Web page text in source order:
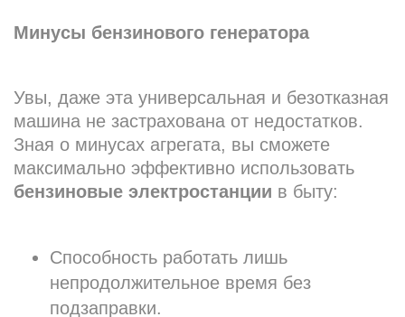
Минусы бензинового генератора
Увы, даже эта универсальная и безотказная
машина не застрахована от недостатков.
Зная о минусах агрегата, вы сможете
максимально эффективно использовать
бензиновые электростанции в быту:
Способность работать лишь
непродолжительное время без
подзаправки.